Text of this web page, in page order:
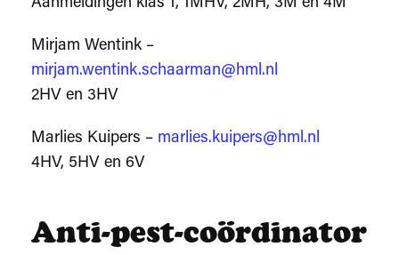
Mirjam Wentink –
mirjam.wentink.schaarman@hml.nl
2HV en 3HV
Marlies Kuipers – marlies.kuipers@hml.nl
4HV, 5HV en 6V
Anti-pest-coördinator